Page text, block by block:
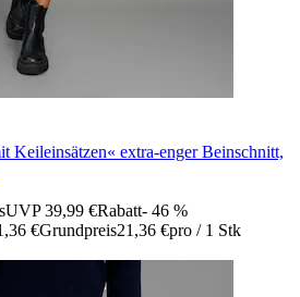
Keileinsätzen« extra-enger Beinschnitt,
UVP 39,99 €Rabatt- 46 %
€Grundpreis21,36 €pro / 1 Stk